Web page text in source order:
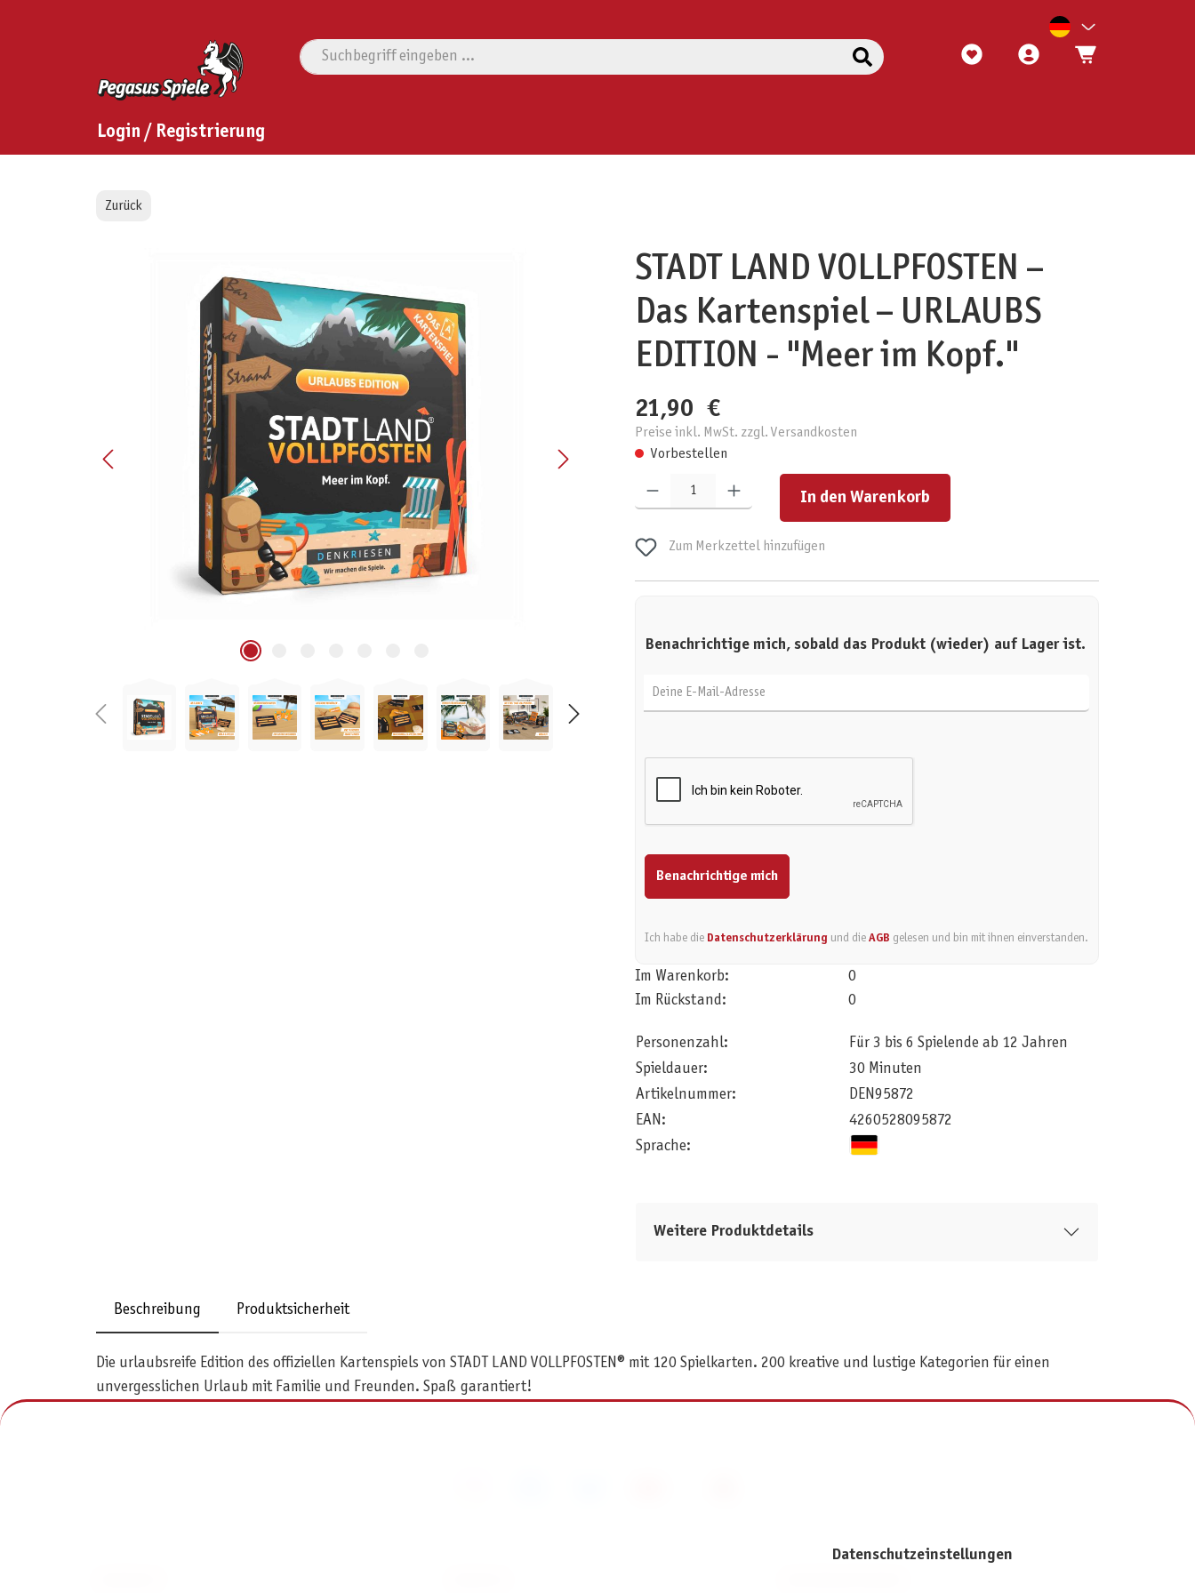
Login / Registrierung
Zurück
STADT LAND VOLLPFOSTEN –
Das Kartenspiel – URLAUBS
EDITION - "Meer im Kopf."
21,90 €
Preise inkl. MwSt. zzgl. Versandkosten
Vorbestellen
Produkt Anzahl: Gib den gewünschten Wert ein oder benutze die Schaltflächen um die Anzahl zu erhöhen oder zu reduzieren.
In den Warenkorb
Zum Merkzettel hinzufügen
Benachrichtige mich, sobald das Produkt (wieder) auf Lager ist.
Benachrichtige mich
Ich habe die Datenschutzerklärung und dieAGB gelesen und bin mit ihnen einverstanden.
Im Warenkorb:
0
Im Rückstand:
0
Personenzahl:
Für 3 bis 6 Spielende ab 12 Jahren
Spieldauer:
30 Minuten
Artikelnummer:
DEN95872
EAN:
4260528095872
Sprache:
Weitere Produktdetails
Beschreibung Produktsicherheit
Die urlaubsreife Edition des offiziellen Kartenspiels von STADT LAND VOLLPFOSTEN® mit 120 Spielkarten. 200 kreative und lustige Kategorien für einen
unvergesslichen Urlaub mit Familie und Freunden. Spaß garantiert!
Datenschutzeinstellungen